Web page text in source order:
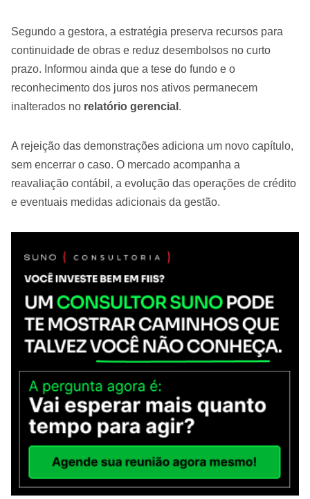
Segundo a gestora, a estratégia preserva recursos para
continuidade de obras e reduz desembolsos no curto
prazo. Informou ainda que a tese do fundo e o
reconhecimento dos juros nos ativos permanecem
inalterados no relatório gerencial .
A rejeição das demonstrações adiciona um novo capítulo,
sem encerrar o caso. O mercado acompanha a
reavaliação contábil, a evolução das operações de crédito
e eventuais medidas adicionais da gestão.